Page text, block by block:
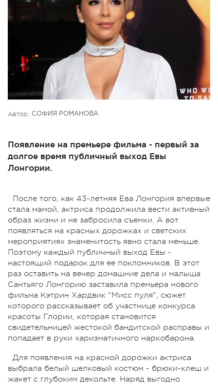
Автор: СОФИЯ РОМАНОВА
Появление на премьере фильма - первый за
долгое время публичный выход Евы
Лонгории.
После того, как 43-летняя Ева Лонгория впервые
стала мамой, актриса продолжила вести активный
образ жизни и не забросила съемки. А вот
появляться на красных дорожках и светских
мероприятиях знаменитость явно стала меньше.
Поэтому каждый публичный выход Евы -
настоящий подарок для ее поклонников. В этот
раз оставить на вечер домашние дела и малыша
Сантьяго Лонгорию заставила премьера нового
фильма Кэтрин Хардвик "Мисс пуля", сюжет
которого рассказывает об участнице конкурса
красоты Глории, которая становится
свидетельницей жестокой бандитской расправы и
попадает в руки харизматичного наркобарона.
Для появления на красной дорожки актриса
выбрала белый шелковый костюм - брюки-клеш и
жакет с глубоким декольте. Наряд выгодно